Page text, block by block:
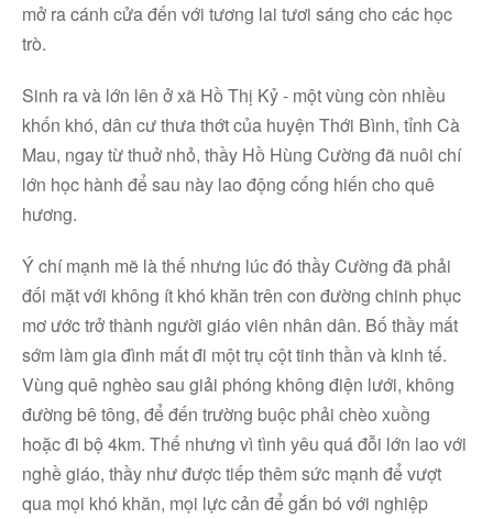
mở ra cánh cửa đến với tương lai tươi sáng cho các học
trò.
Sinh ra và lớn lên ở xã Hồ Thị Kỷ - một vùng còn nhiều
khốn khó, dân cư thưa thớt của huyện Thới Bình, tỉnh Cà
Mau, ngay từ thuở nhỏ, thầy Hồ Hùng Cường đã nuôi chí
lớn học hành để sau này lao động cống hiến cho quê
hương.
Ý chí mạnh mẽ là thế nhưng lúc đó thầy Cường đã phải
đối mặt với không ít khó khăn trên con đường chinh phục
mơ ước trở thành người giáo viên nhân dân. Bố thầy mất
sớm làm gia đình mất đi một trụ cột tinh thần và kinh tế.
Vùng quê nghèo sau giải phóng không điện lưới, không
đường bê tông, để đến trường buộc phải chèo xuồng
hoặc đi bộ 4km. Thế nhưng vì tình yêu quá đỗi lớn lao với
nghề giáo, thầy như được tiếp thêm sức mạnh để vượt
qua mọi khó khăn, mọi lực cản để gắn bó với nghiệp